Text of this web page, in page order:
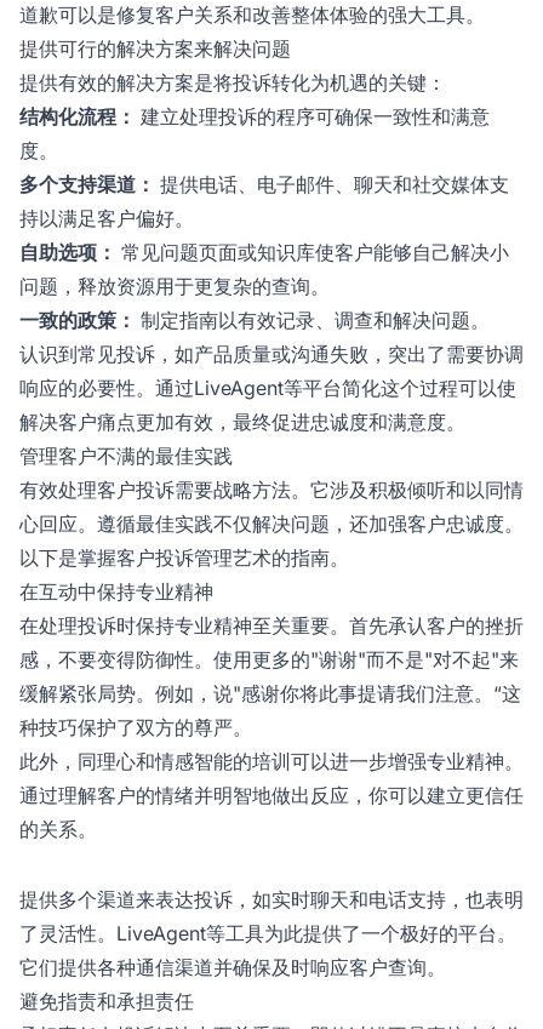
道歉可以是修复客户关系和改善整体体验的强大工具。
提供可行的解决方案来解决问题
提供有效的解决方案是将投诉转化为机遇的关键：
结构化流程： 建立处理投诉的程序可确保一致性和满意
度。
多个支持渠道： 提供电话、电子邮件、聊天和社交媒体支
持以满足客户偏好。
自助选项： 常见问题页面或知识库使客户能够自己解决小
问题，释放资源用于更复杂的查询。
一致的政策： 制定指南以有效记录、调查和解决问题。
认识到常见投诉，如产品质量或沟通失败，突出了需要协调
响应的必要性。通过LiveAgent等平台简化这个过程可以使
解决客户痛点更加有效，最终促进忠诚度和满意度。
管理客户不满的最佳实践
有效处理客户投诉需要战略方法。它涉及积极倾听和以同情
心回应。遵循最佳实践不仅解决问题，还加强客户忠诚度。
以下是掌握客户投诉管理艺术的指南。
在互动中保持专业精神
在处理投诉时保持专业精神至关重要。首先承认客户的挫折
感，不要变得防御性。使用更多的"谢谢"而不是"对不起"来
缓解紧张局势。例如，说"感谢你将此事提请我们注意。“这
种技巧保护了双方的尊严。
此外，同理心和情感智能的培训可以进一步增强专业精神。
通过理解客户的情绪并明智地做出反应，你可以建立更信任
的关系。
提供多个渠道来表达投诉，如实时聊天和电话支持，也表明
了灵活性。LiveAgent等工具为此提供了一个极好的平台。
它们提供各种通信渠道并确保及时响应客户查询。
避免指责和承担责任